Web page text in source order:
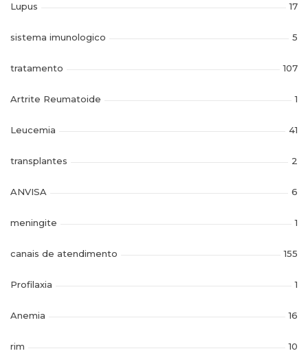
Lupus 17
sistema imunologico 5
tratamento 107
Artrite Reumatoide 1
Leucemia 41
transplantes 2
ANVISA 6
meningite 1
canais de atendimento 155
Profilaxia 1
Anemia 16
rim 10